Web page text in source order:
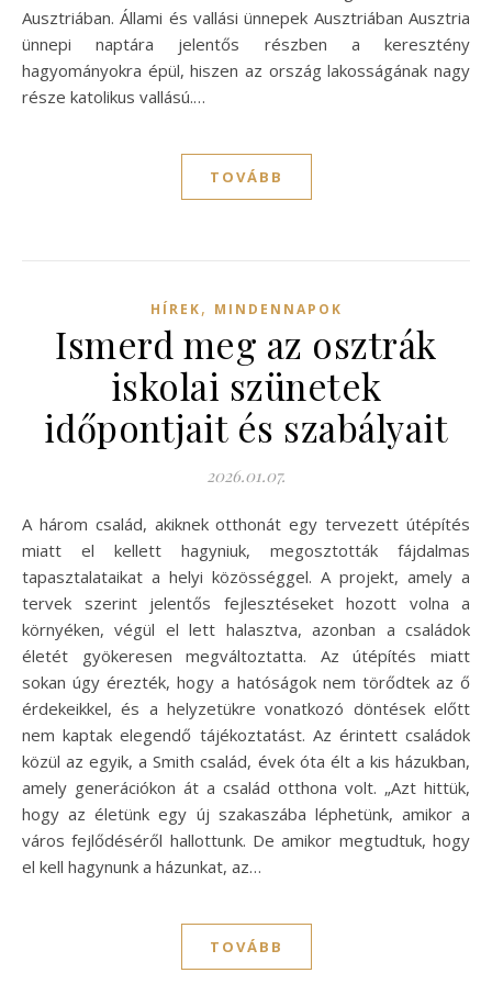
Ausztriában. Állami és vallási ünnepek Ausztriában Ausztria
ünnepi naptára jelentős részben a keresztény
hagyományokra épül, hiszen az ország lakosságának nagy
része katolikus vallású.…
TOVÁBB
HÍREK, MINDENNAPOK
Ismerd meg az osztrák
iskolai szünetek
időpontjait és szabályait
2026.01.07.
A három család, akiknek otthonát egy tervezett útépítés
miatt el kellett hagyniuk, megosztották fájdalmas
tapasztalataikat a helyi közösséggel. A projekt, amely a
tervek szerint jelentős fejlesztéseket hozott volna a
környéken, végül el lett halasztva, azonban a családok
életét gyökeresen megváltoztatta. Az útépítés miatt
sokan úgy érezték, hogy a hatóságok nem törődtek az ő
érdekeikkel, és a helyzetükre vonatkozó döntések előtt
nem kaptak elegendő tájékoztatást. Az érintett családok
közül az egyik, a Smith család, évek óta élt a kis házukban,
amely generációkon át a család otthona volt. „Azt hittük,
hogy az életünk egy új szakaszába léphetünk, amikor a
város fejlődéséről hallottunk. De amikor megtudtuk, hogy
el kell hagynunk a házunkat, az…
TOVÁBB